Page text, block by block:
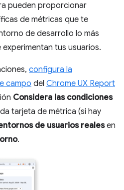
pueden proporcionar
de métricas que te
de desarrollo lo más
tus usuarios.
configura la
campo del Chrome UX Report
Considera las condiciones
tarjeta de métrica (si hay
de usuarios realesen
.